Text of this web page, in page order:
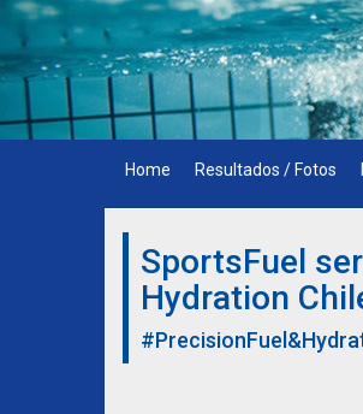
Skip
content
Home Resultados / Fotos
SportsFuel
Hydration